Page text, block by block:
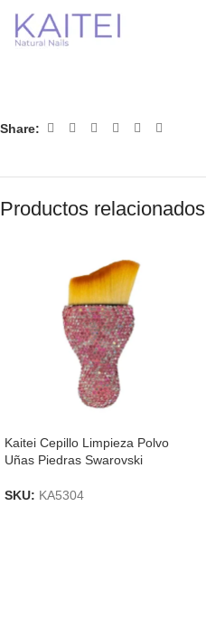
Share:
Productos relacionados
Kaitei Cepillo Limpieza Polvo
Uñas Piedras Swarovski
SKU: KA5304